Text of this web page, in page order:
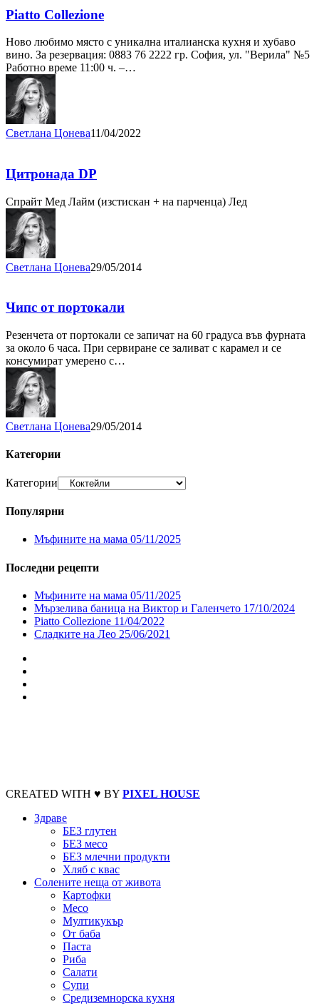
Piatto Collezione
Ново любимо място с уникална италианска кухня и хубаво
вино. За резервация: 0883 76 2222 гр. София, ул. "Верила" №5
Работно време 11:00 ч. –…
Светлана Цонева11/04/2022
Цитронада DP
Спрайт Мед Лайм (изстискан + на парченца) Лед
Светлана Цонева29/05/2014
Чипс от портокали
Резенчета от портокали се запичат на 60 градуса във фурната
за около 6 часа. При сервиране се заливат с карамел и се
консумират умерено с…
Светлана Цонева29/05/2014
Категории
Категории
Популярни
Мъфините на мама 05/11/2025
Последни рецепти
Мъфините на мама 05/11/2025
Мързелива баница на Виктор и Галенчето 17/10/2024
Piatto Collezione 11/04/2022
Сладките на Лео 25/06/2021
CREATED WITH ♥ BY PIXEL HOUSE
Здраве
БЕЗ глутен
БЕЗ месо
БЕЗ млечни продукти
Хляб с квас
Солените неща от живота
Картофки
Месо
Мултикукър
От баба
Паста
Риба
Салати
Супи
Средиземнорска кухня